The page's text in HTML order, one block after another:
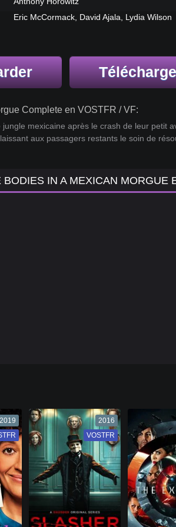
Eric McCormack, David Ajala, Lydia Wilson
Complete en VOSTFR / VF:
mexicaine après le crash de leur petit
aux passagers restants le soin de
IN A MEXICAN MORGUE
2019
VF
2016
VF
VOSTFR